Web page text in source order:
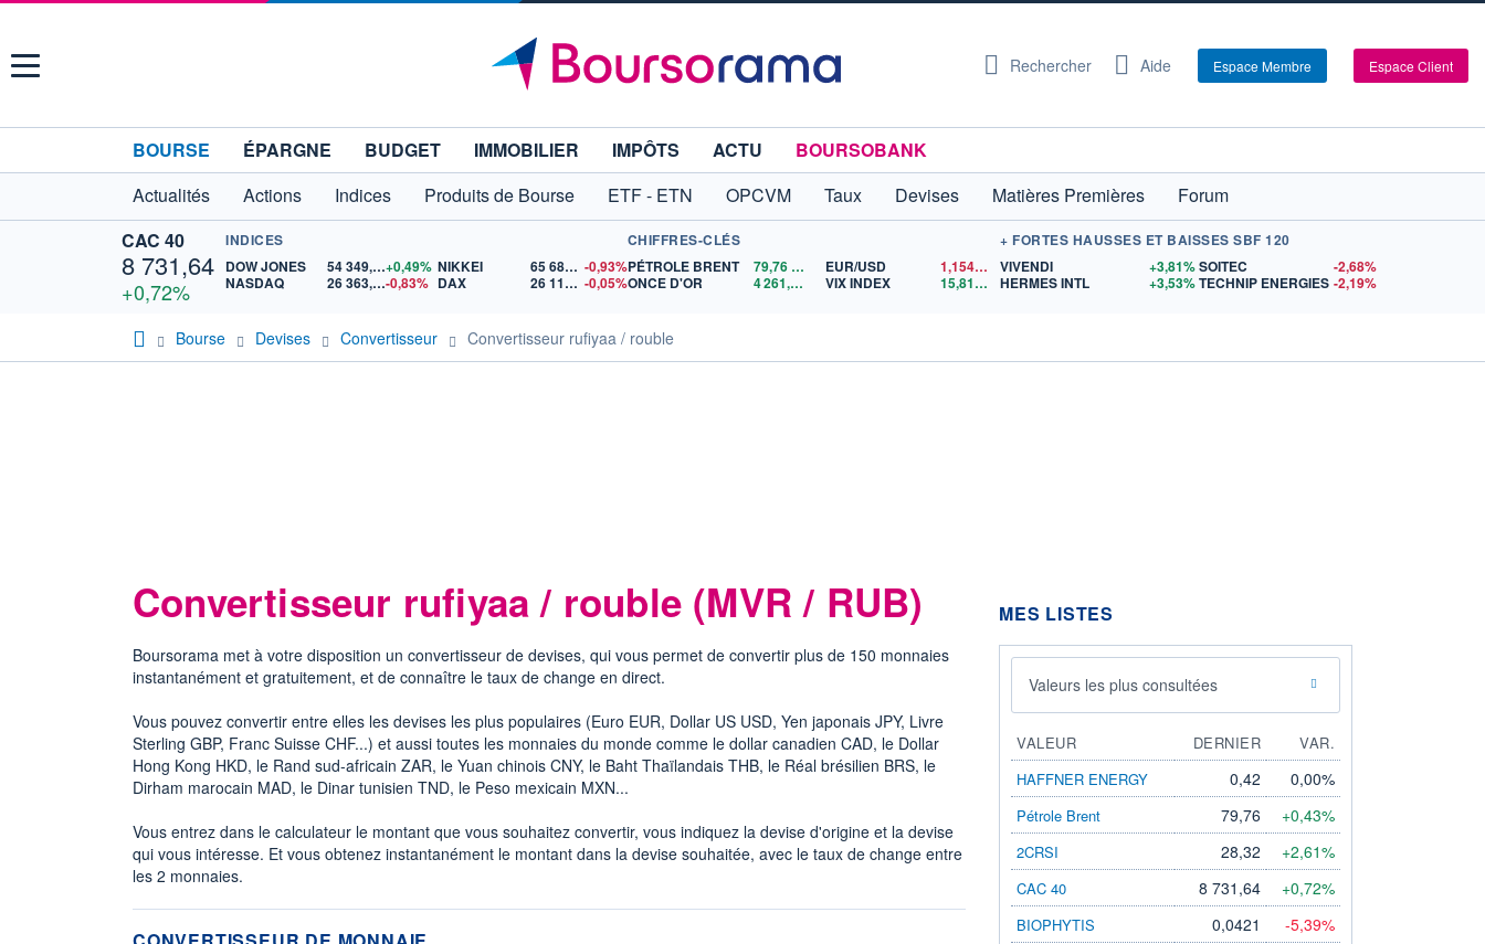
Menu Rechercher Aide Espace Membre Espace Client
BOURSE ÉPARGNE BUDGET IMMOBILIER IMPÔTS ACTU
BOURSOBANK
Actualités
Actions Indices Produits de Bourse ETF - ETN OPCVM Taux Devises Matières Premières
Forum
CAC 40
8 731,64
+0,72%
INDICES
DOW JONES
54 349,12+0,49%
NASDAQ
26 363,44-0,83%
NIKKEI 65 683,26 -0,93%
DAX
26 114,31 -0,05%
CHIFFRES-CLÉS
PÉTROLE BRENT
79,76
ONCE D'OR
4 261,02 $US
EUR/USD 1,1545$US
VIX INDEX
15,81
$US
+ FORTES HAUSSES ET BAISSES SBF 120
VIVENDI
+3,81%
HERMES INTL
+3,53%
SOITEC
-2,68%
TECHNIP ENERGIES -2,19%
Bourse Devises Convertisseur Convertisseur rufiyaa / rouble
Convertisseur rufiyaa / rouble (MVR / RUB)
Boursorama met à votre disposition un convertisseur de devises, qui vous permet de convertir plus de 150 monnaies
instantanément et gratuitement, et de connaître le taux de change en direct.
Vous pouvez convertir entre elles les devises les plus populaires (Euro EUR, Dollar US USD, Yen japonais JPY, Livre
Sterling GBP, Franc Suisse CHF...) et aussi toutes les monnaies du monde comme le dollar canadien CAD, le Dollar
Hong Kong HKD, le Rand sud-africain ZAR, le Yuan chinois CNY, le Baht Thaïlandais THB, le Réal brésilien BRS, le
Dirham marocain MAD, le Dinar tunisien TND, le Peso mexicain MXN...
Vous entrez dans le calculateur le montant que vous souhaitez convertir, vous indiquez la devise d'origine et la devise
qui vous intéresse. Et vous obtenez instantanément le montant dans la devise souhaitée, avec le taux de change entre
les 2 monnaies.
MES LISTES
Valeurs les plus consultées
VALEUR DERNIER
VAR.
HAFFNER ENERGY
0,42 0,00%
Pétrole Brent 79,76 +0,43%
2CRSI 28,32 +2,61%
CAC 40 8 731,64 +0,72%
BIOPHYTIS 0,0421 -5,39%